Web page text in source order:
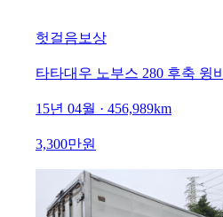
헛걸음보상
타타대우 노부스 280 후축 윙
15년 04월 · 456,989km
3,300만원